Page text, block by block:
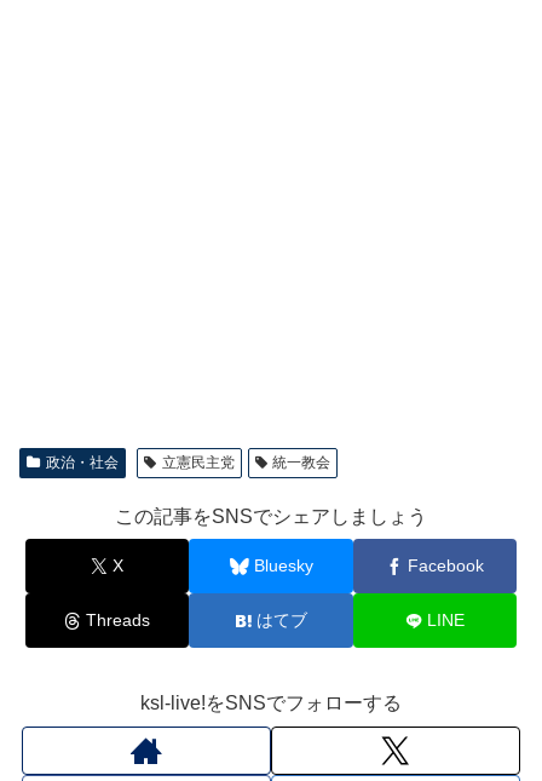
政治・社会 立憲民主党 統一教会
この記事をSNSでシェアしましょう
X Bluesky Facebook
Threads はてブ LINE
ksl-live!をSNSでフォローする